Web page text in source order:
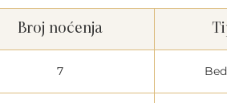
Broj noćenja
7